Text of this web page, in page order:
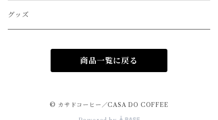
シングルオリジン
グッズ
商品一覧に戻る
© カサドコーヒー／CASA DO COFFEE